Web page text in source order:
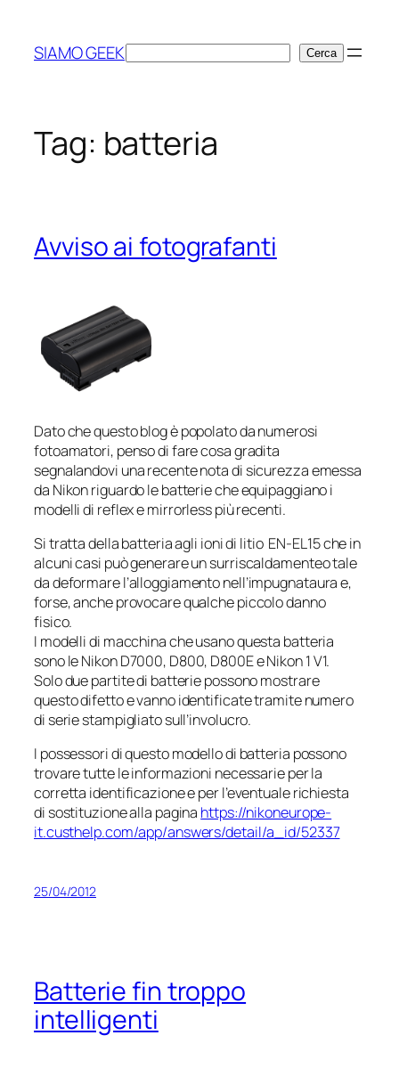
contenuto
SIAMO GEEKCerca Cerca
Tag: batteria
Avviso ai fotografanti
Dato che questo blog è popolato da numerosi
fotoamatori, penso di fare cosa gradita
segnalandovi una recente nota di sicurezza emessa
da Nikon riguardo le batterie che equipaggiano i
modelli di reflex e mirrorless più recenti.
Si tratta della batteria agli ioni di litio EN-EL15 che in
alcuni casi può generare un surriscaldamenteo tale
da deformare l’alloggiamento nell’impugnataura e,
forse, anche provocare qualche piccolo danno
fisico.
I modelli di macchina che usano questa batteria
sono le Nikon D7000, D800, D800E e Nikon 1 V1.
Solo due partite di batterie possono mostrare
questo difetto e vanno identificate tramite numero
di serie stampigliato sull’involucro.
I possessori di questo modello di batteria possono
trovare tutte le informazioni necessarie per la
corretta identificazione e per l’eventuale richiesta
di sostituzione alla pagina https://nikoneurope-
it.custhelp.com/app/answers/detail/a_id/52337
25/04/2012
Batterie fin troppo
intelligenti